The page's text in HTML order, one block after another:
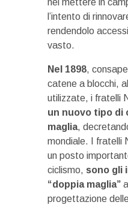
nel mettere in
l’intento di
rendendolo
vasto.
Nel 1898,
catene a blocchi,
utilizzate, i fratelli
un nuovo tipo di
maglia,
mondiale. I fratelli
un posto
ciclismo, sono gli
“doppia maglia”
progettazione